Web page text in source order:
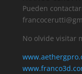
Pueden
No olvide visitar